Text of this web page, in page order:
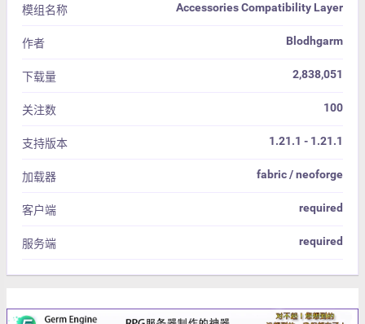
模组名称 Accessories Compatibility Layer
作者 Blodhgarm
下载量 2,838,051
关注数 100
支持版本 1.21.1 - 1.21.1
加载器 fabric / neoforge
客户端 required
服务端 required